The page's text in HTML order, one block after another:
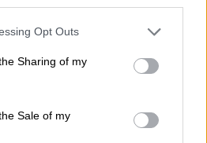
app uses one or more Google
usage behaviour. You may click to
and its third-party tags to
purposes in below Google
Opt Outs
Sharing of my
Sale of my
με σημαντικά οφέλη
Βόρειας Ελλάδας και
ο υπουργός
τα έργα.